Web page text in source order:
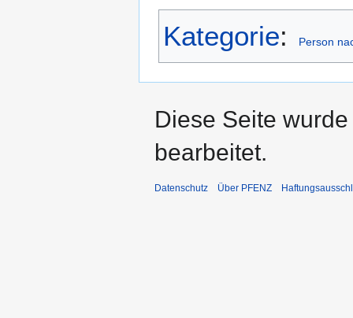
Kategorie: Person
Diese Seite
bearbeitet.
Datenschutz Über PFENZ